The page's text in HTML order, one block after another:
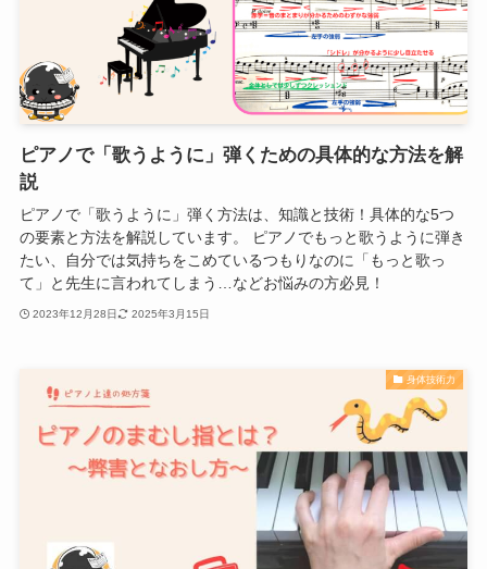
ピアノで「歌うように」弾くための具体的な方法を解
説
ピアノで「歌うように」弾く方法は、知識と技術！具体的な5つ
の要素と方法を解説しています。 ピアノでもっと歌うように弾き
たい、自分では気持ちをこめているつもりなのに「もっと歌っ
て」と先生に言われてしまう…などお悩みの方必見！
2023年12月28日 2025年3月15日
身体技術力